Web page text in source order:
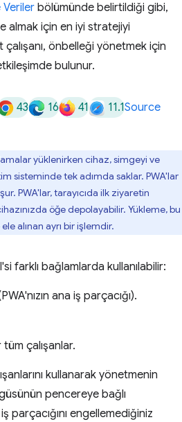
bölümünde belirtildiği gibi,
almak için en iyi stratejiyi
önbelleği yönetmek için
bulunur.
43 16 41 11.1Source
yüklenirken cihaz, simgeyi ve
sisteminde tek adımda saklar. PWA'lar
PWA'lar, tarayıcıda ilk ziyaretin
öğe depolayabilir. Yükleme, bu
alınan ayrı bir işlemdir.
farklı bağlamlarda kullanılabilir:
ana iş parçacığı).
tüm çalışanlar.
kullanarak yönetmenin
pencereye bağlı
parçacığını engellemediğiniz